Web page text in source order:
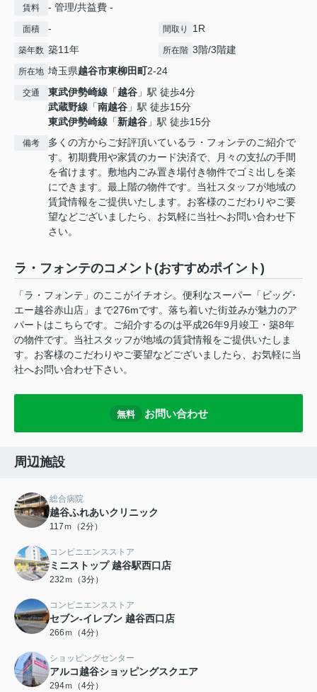
賃料 - 管理/共益費 -
面積 - 間取り 1R
築年数 築11年 所在階 3階/3階建
所在地 埼玉県越谷市東柳田町2-24
交通 東武伊勢崎線 「越谷 」駅 徒歩4分
武蔵野線 「南越谷 」駅 徒歩15分
東武伊勢崎線 「新越谷 」駅 徒歩15分
備考
多くの方からご好評頂いているラ・フォンテのご紹介で
す。初期費用や家賃のカード決済で、月々の支払の手間
を省けます。敷地内ごみ置き場付き物件でゴミ出しを楽
にできます。最上階の物件です。当社スタッフが地域の
賃貸情報をご提供いたします。お客様のこだわりやご要
望などございましたら、お気軽に当社へお問い合わせ下
さい。
ラ・フォンテのコメント(おすすめポイント)
「ラ・フォンテ」のここがイチオシ。便利なスーパー「ビッグ･
エー越谷赤山店」まで276mです。落ち着いた街並みが魅力のア
パートはこちらです。ご紹介するのは平成26年9月竣工・築8年
の物件です。当社スタッフが地域の賃貸情報をご提供いたしま
す。お客様のこだわりやご要望などございましたら、お気軽に当
社へお問い合わせ下さい。
無料 お問い合わせ
周辺施設
総合病院
越谷ふれあいクリニック
117ｍ（2分）
コンビニエンスストア
ミニストップ 越谷駅西口店
232ｍ（3分）
コンビニエンスストア
セブン‐イレブン 越谷西口店
266ｍ（4分）
ショッピングセンター
アルコ越谷ショッピングスクエア
294ｍ（4分）